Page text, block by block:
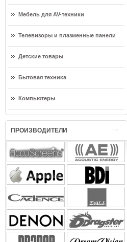
Мебель для AV-техники
Телевизоры и плазменные панели
Детские товары
Бытовая техника
Компьютеры
ПРОИЗВОДИТЕЛИ